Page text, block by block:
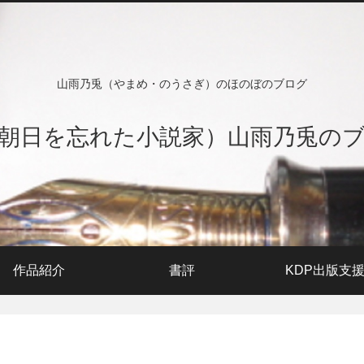
山雨乃兎（やまめ・のうさぎ）のほのぼのブログ
日を忘れた小説家）山雨乃兎の
作品紹介 書評 KDP出版支援